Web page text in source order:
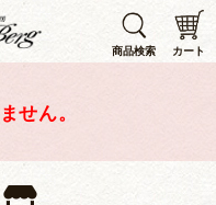
商品検索 カート
せん。